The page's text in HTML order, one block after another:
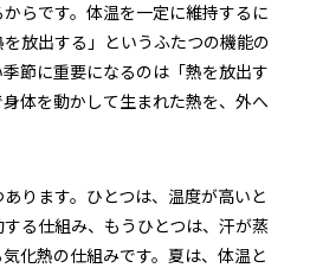
らです。体温を一定に維持するに
放出する」というふたつの機能の
節に重要になるのは「熱を放出す
体を動かして生まれた熱を、外へ
ります。ひとつは、温度が高いと
る仕組み、もうひとつは、汗が蒸
化熱の仕組みです。夏は、体温と